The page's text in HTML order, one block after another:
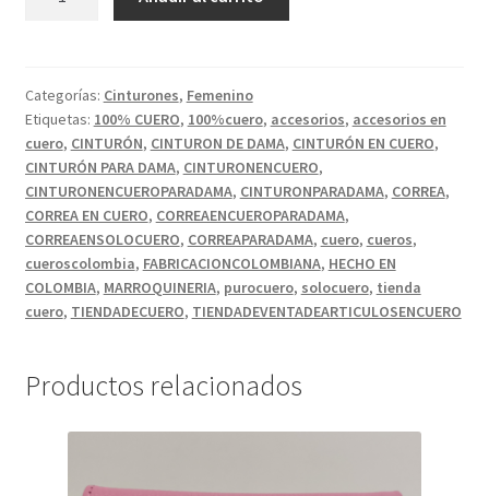
CON
ESTAMAPADO
DECORATIVO.
cantidad
Categorías: Cinturones, Femenino
Etiquetas: 100% CUERO, 100%cuero, accesorios, accesorios en
cuero, CINTURÓN, CINTURON DE DAMA, CINTURÓN EN CUERO,
CINTURÓN PARA DAMA, CINTURONENCUERO,
CINTURONENCUEROPARADAMA, CINTURONPARADAMA, CORREA,
CORREA EN CUERO, CORREAENCUEROPARADAMA,
CORREAENSOLOCUERO, CORREAPARADAMA, cuero, cueros,
cueroscolombia, FABRICACIONCOLOMBIANA, HECHO EN
COLOMBIA, MARROQUINERIA, purocuero, solocuero, tienda
cuero, TIENDADECUERO, TIENDADEVENTADEARTICULOSENCUERO
Productos relacionados